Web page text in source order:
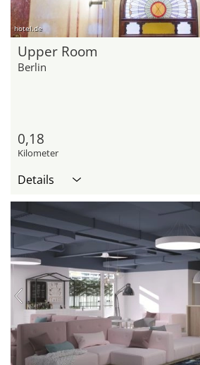
hotel.de
Upper Room
Berlin
0,18
Kilometer
Details